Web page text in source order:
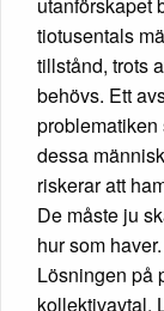
tiotusentals
tillstånd, trots
behövs. Ett
problematiken
dessa
riskerar att
De måste ju
hur som haver.
Lösningen på
kollektivavtal.